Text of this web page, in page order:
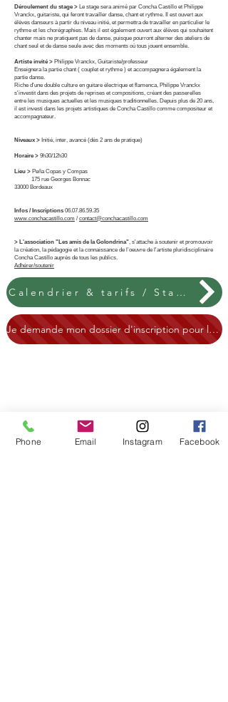
Déroulement du stage > Le stage sera animé par Concha Castillo et Philippe
Vranckx, guitariste, qui feront travailler danse, chant et rythme. Il est ouvert aux
élèves danseurs à partir du niveau initié, et permettra de travailler en particulier le
rythme et les chorégraphies. Mais il est également ouvert aux élèves qui souhaitent
chanter mais ne pratiquent pas de danse, puisque pourront alterner des ateliers de
chant seul et de danse seule avec des moments où tous jouent ensemble.
Artiste invité > Philippe Vranckx, Guitariste/professeur
Enseignera la partie chant ( couplet et rythme ) et accompagnera également la
partie danse.
Riche d'une double culture en guitare électrique et flamenca, Philippe Vranckx
s'investit dans des projets de reprises et compositions, créant des passerelles
entre les musiques actuelles et les musiques traditionnelles. Depuis plus de 20 ans,
il est investi dans les projets artistiques de Concha Castillo comme compositeur et
accompagnateur.
Niveaux > Initié, inter, avancé (dès 2 ans de pratique)
Horaire > 9h30/12h30
Lieu > Peña Copas y Compas
175 rue Georges Bonnac
33000 Bordeaux
Infos / Inscriptions 06.07.86.59.35
www.conchacastillo.com / contact@conchacastillo.com
> L'association "Les amis de la Golondrina" , s'attache à soutenir et promouvoir
la création, la pédagogie et la connaissance de l’oeuvre de l'artiste pluridisciplinaire
Concha Castillo auprès de tous les publics.
Adhérer/soutenir
Calendrier & tarifs / Stages / saison 2023-2024
Je demande mon dossier d'inscription pour les stages de la saison 2023-2024
Phone Email Instagram Facebook